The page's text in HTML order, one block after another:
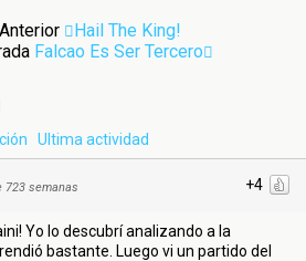
Hail The King!
Falcao Es Ser Tercero
Ultima actividad
+4
723 semanas
Yo lo descubrí analizando a la
bastante. Luego vi un partido del